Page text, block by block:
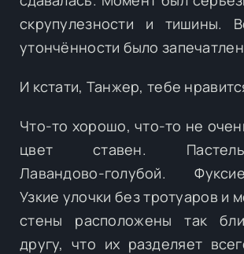
скрупулезности и тишины.
утончённости было
И кстати, Танжер, тебе
Что-то хорошо, что-то не
цвет ставен.
Лавандово-голубой.
Узкие улочки без тротуаров и
стены расположены так
другу, что их разделяет